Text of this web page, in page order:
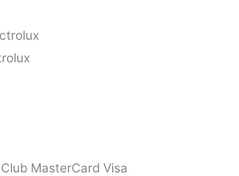
MasterCard Visa